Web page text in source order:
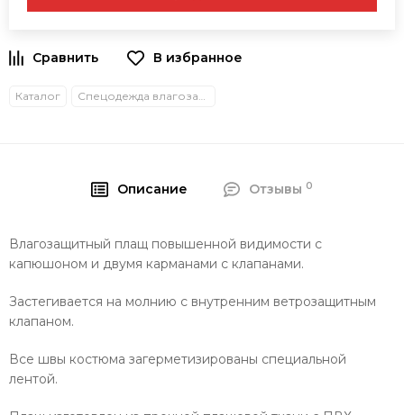
В избранное
Каталог Спецодежда влагозащитная
Описание Отзывы 0
Влагозащитный плащ повышенной видимости с
капюшоном и двумя карманами с клапанами.
Застегивается на молнию с внутренним ветрозащитным
клапаном.
Все швы костюма загерметизированы специальной
лентой.